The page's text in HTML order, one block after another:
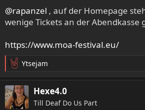
e
n
:
@rapanzel , auf der Homepage
wenige Tickets an der Abendkasse
https://www.moa-festival.eu/
R
e
a
k
t
Ytsejam
Hexe4.0
Till Deaf Do Us Part